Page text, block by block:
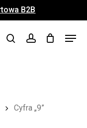
B2B
searchaccount
Menu
Close
Cyfra „9”
Menu